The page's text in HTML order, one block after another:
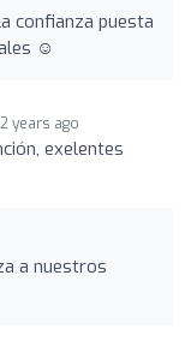
confianza puesta
☺️
2 years ago
exelentes
a nuestros